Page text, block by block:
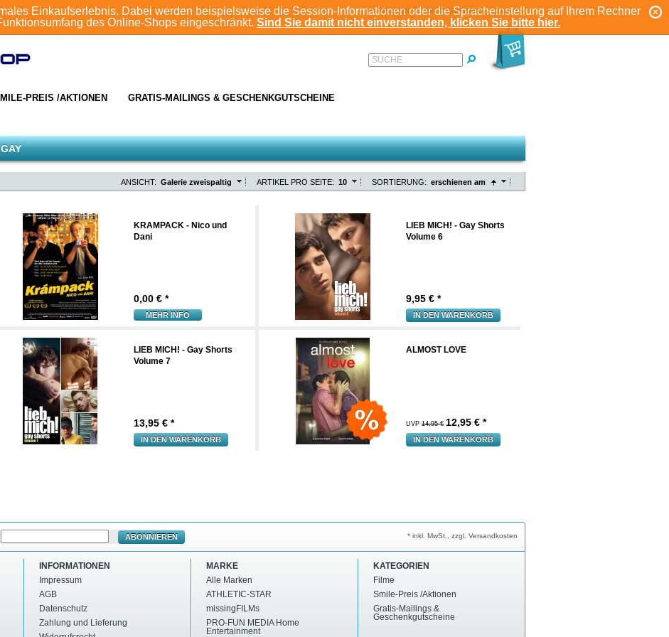
Einkaufserlebnis. Dabei werden beispielsweise die Session-Informationen oder die Spracheinstellung auf Ihrem Rechner
des Online-Shops eingeschränkt. Sind Sie damit nicht einverstanden, klicken Sie bitte hier.
KONTO
ANMELDEN REGISTRIEREN
PREIS /AKTIONEN GRATIS-MAILINGS & GESCHENKGUTSCHEINE
SUCHE
GAY
SORTIERUNG: erschienen am
ARTIKEL PRO SEITE: 10
ANSICHT: Galerie zweispaltig
KRAMPACK - Nico und
Dani
0,00 € *
MEHR INFO
LIEB MICH! - Gay Shorts
Volume 6
9,95 € *
IN DEN WARENKORB
LIEB MICH! - Gay Shorts
Volume 7
13,95 € *
IN DEN WARENKORB
ALMOST LOVE
UVP 14,95 € 12,95 € *
IN DEN WARENKORB
ABONNIEREN * inkl. MwSt., zzgl. Versandkosten
INFORMATIONEN
Impressum
AGB
Datenschutz
Zahlung und Lieferung
MARKE
Alle Marken
ATHLETIC-STAR
missingFILMs
PRO-FUN MEDIA Home
Entertainment
KATEGORIEN
Filme
Smile-Preis /Aktionen
Gratis-Mailings &
Geschenkgutscheine